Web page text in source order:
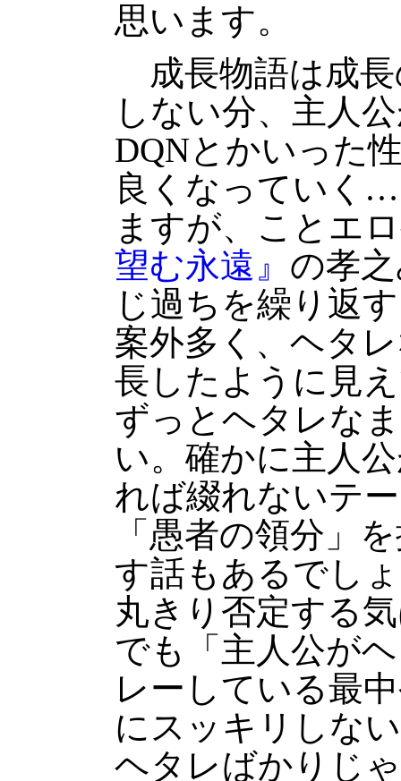
思います。
成長物語は成長
しない分、主人
DQNとかいった
良くなっていく
ますが、ことエ
望む永遠』 の孝
じ過ちを繰り返
案外多く、ヘタ
長したように見
ずっとヘタレな
い。確かに主人
れば綴れないテ
「愚者の領分」
す話もあるでし
丸きり否定する
でも「主人公が
レーしている最
にスッキリしな
ヘタレばかりじ